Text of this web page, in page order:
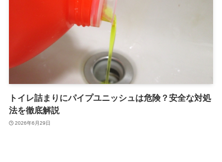
トイレ詰まりにパイプユニッシュは危険？安全な対処
法を徹底解説
2026年6月29日